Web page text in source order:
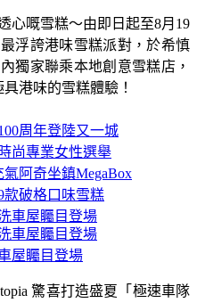
心嘅雪糕～由即日起至8月19
浮誇港味雪糕派對，於希慎
獨家聯乘本地創意雪糕店，
港味的雪糕體驗！
屋矚目登場
驚喜打造盛夏「極速車隊